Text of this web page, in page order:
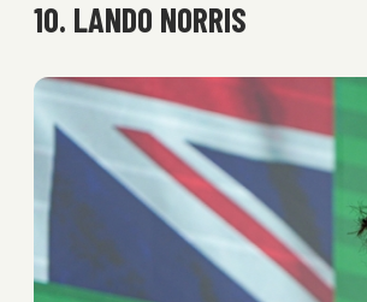
10. LANDO NORRIS